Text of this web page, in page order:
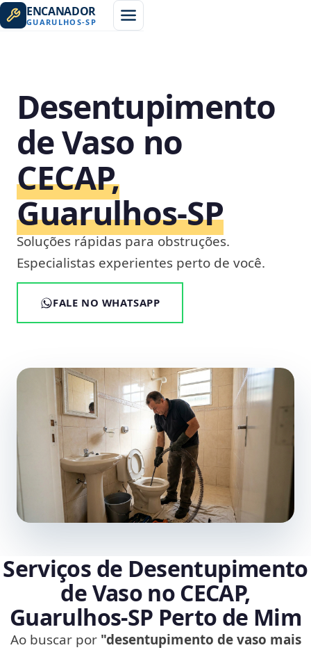
ENCANADOR
GUARULHOS-SP
Desentupimento
de Vaso no
CECAP,
Guarulhos‑SP
Soluções rápidas para obstruções.
Especialistas experientes perto de você.
FALE NO WHATSAPP
Serviços de Desentupimento
de Vaso no CECAP,
Guarulhos‑SP Perto de Mim
Ao buscar por "desentupimento de vaso mais